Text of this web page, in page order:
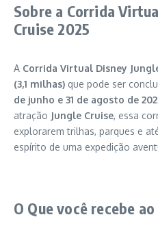
Sobre a Corrida
Cruise 2025
A Corrida Virtual Disney
(3,1 milhas) que pode ser
de junho e 31 de agosto de
atração Jungle Cruise, essa
explorarem trilhas, parques e
espírito de uma expedição
O Que você recebe